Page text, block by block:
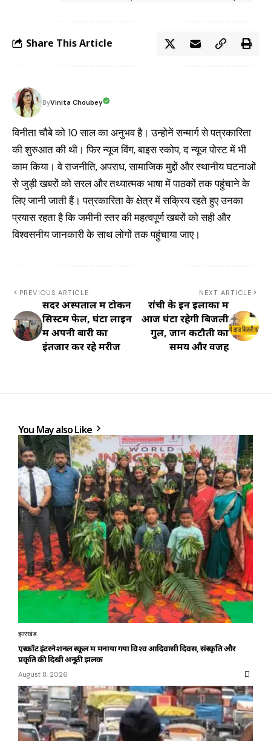
Share This Article
ByVinita Choubey
विनीता चौबे को 10 साल का अनुभव है। उन्होनें सन्मार्ग से पत्रकारिता
की शुरुआत की थी। फिर न्यूज विंग, बाइस स्कोप, द न्यूज पोस्ट में भी
काम किया। वे राजनीति, अपराध, सामाजिक मुद्दों और स्थानीय घटनाओं
से जुड़ी खबरों को सरल और तथ्यात्मक भाषा में पाठकों तक पहुंचाने के
लिए जानी जाती हैं। पत्रकारिता के क्षेत्र में सक्रिय रहते हुए उनका
प्रयास रहता है कि जमीनी स्तर की महत्वपूर्ण खबरों को सही और
विश्वसनीय जानकारी के साथ लोगों तक पहुंचाया जाए।
PREVIOUS ARTICLE
सदर अस्पताल में टोकन
सिस्टम फेल, घंटों लाइन
में अपनी बारी का
इंतजार कर रहे मरीज
NEXT ARTICLE
रांची के इन इलाकों में
आज घंटों रहेगी बिजली
गुल, जानें कटौती का
समय और वजह
You May also Like
झारखंड
एस्कॉट इंटरनेशनल स्कूल में मनाया गया विश्व आदिवासी दिवस, संस्कृति और
प्रकृति की दिखी अनूठी झलक
August 8, 2026